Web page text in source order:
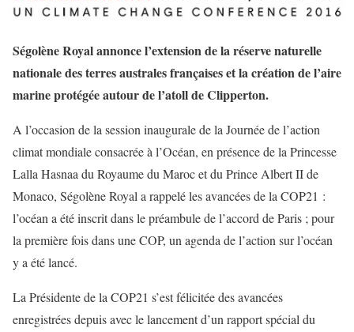
Ségolène Royal annonce l’extension de la réserve naturelle
nationale des terres australes françaises et la création de l’aire
marine protégée autour de l’atoll de Clipperton.
A l’occasion de la session inaugurale de la Journée de l’action
climat mondiale consacrée à l’Océan, en présence de la Princesse
Lalla Hasnaa du Royaume du Maroc et du Prince Albert II de
Monaco, Ségolène Royal a rappelé les avancées de la COP21 :
l’océan a été inscrit dans le préambule de l’accord de Paris ; pour
la première fois dans une COP, un agenda de l’action sur l’océan
y a été lancé.
La Présidente de la COP21 s’est félicitée des avancées
enregistrées depuis avec le lancement d’un rapport spécial du